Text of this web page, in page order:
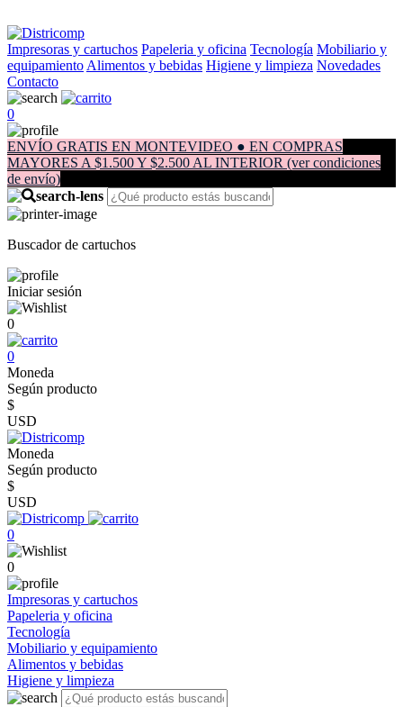
Impresoras y cartuchos Papeleria y oficina Tecnología Mobiliario y
equipamiento Alimentos y bebidas Higiene y limpieza Novedades
Contacto
0
ENVÍO GRATIS EN MONTEVIDEO ● EN COMPRAS
MAYORES A $1.500 Y $2.500 AL INTERIOR (ver condiciones
de envío)
Buscador de cartuchos
Iniciar sesión
0
0
Moneda
Según producto
$
USD
Moneda
Según producto
$
USD
0
0
Impresoras y cartuchos
Papeleria y oficina
Tecnología
Mobiliario y equipamiento
Alimentos y bebidas
Higiene y limpieza